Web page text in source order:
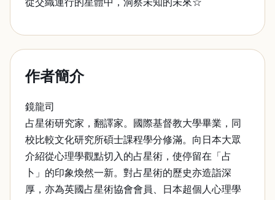
從交織運行的星體中，洞察未知的未來☆
作者簡介
鏡龍司
占星術研究家，翻譯家。國際基督教大學畢業，同
校比較文化研究所碩士課程學分修滿。向日本大眾
介紹從心理學觀點切入的占星術，使停留在「占
卜」的印象煥然一新。對占星術的歷史亦造詣深
厚，亦為英國占星術協會會員、日本超個人心理學